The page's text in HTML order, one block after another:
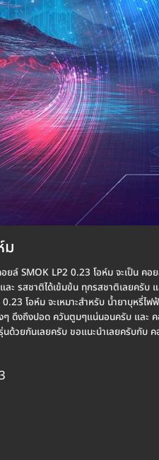
ม
ล์ SMOK LP2 0.23 โอห์ม จะเป็น คอ
ะ รสชาติได้เข้มข้น ทุกรสชาติเลยครับ
โอห์ม จะเหมาะสำหรับ น้ำยาบุหรี่ไฟ
ๆ ดึงถึงปอด ควันตูมๆแน่นอนครับ และ
ด้วยกันเลยครับ ขอแนะนำเลยครับกับ